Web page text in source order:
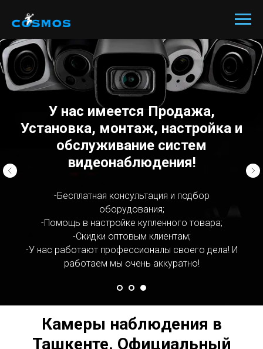
У нас имеется Продажа,
Установка, монтаж, настройка и
обслуживание систем
видеонаблюдения!
-Бесплатная консультация и подбор
оборудования;
-Помощь в настройке купленного товара;
-Скидки оптовым клиентам;
-У нас работают профессионалы своего дела! И
работаем мы очень аккуратно!
Камеры наблюдения в
Ташкенте. Официальный